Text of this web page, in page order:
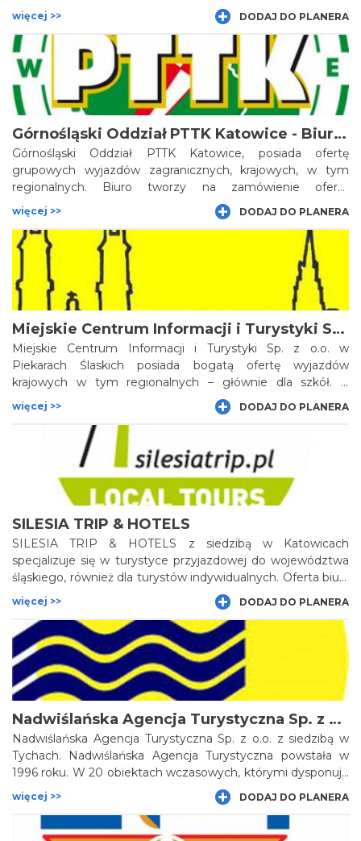
zorganizowanych (szkół, firm) i turystów indywidualnych.
Żywa lekcja historii, Animowane zwiedzanie zamku,
Wieczór z duchami, Biesiady staropolskie, Gry strategiczne
czy Zabawy rycerskie to tylko niektóre z ciekawych ofert
Zamku Sp. z o.o. Korzystając z oferty firmy można
przenieść się w czasie do epok świetności zamku i poznać
jego właścicieli.
więcej >> DODAJ DO PLANERA
Górnośląski Oddział PTTK Katowice - Biuro Podróży
Górnośląski Oddział PTTK Katowice, posiada ofertę
grupowych wyjazdów zagranicznych, krajowych, w tym
regionalnych. Biuro tworzy na zamówienie ofertę
turystyczną do najciekawszych miejsc Śląskiego. Prowadzi
także usługi przewodnickie i pilotażowe oraz sklep z
pamiątkami. O ofertę szczegółową z województwa
śląskiego pytaj u organizatora.
więcej >> DODAJ DO PLANERA
Miejskie Centrum Informacji i Turystyki Sp. z o.o.
Miejskie Centrum Informacji i Turystyki Sp. z o.o. w
Piekarach Ślaskich posiada bogatą ofertę wyjazdów
krajowych w tym regionalnych – głównie dla szkół. Z
Miejskim Centrum Informacji i Turystyki można odwiedzić
Leśny Park Niespodzianek w Ustroniu, wybrać się do
wnętrza ziemi – Kopalni Guido w Zabrzu, zwiedzić Cieszyn i
Stare Miasto, malownicze zamki Jury Krakowsko-
Częstochowskiej, odkryć Ziemię Raciborską, średniowieczne
miasto Tarnowskie Góry, Pszczynę i wiele więcej.
więcej >> DODAJ DO PLANERA
SILESIA TRIP & HOTELS
SILESIA TRIP & HOTELS z siedzibą w Katowicach
specjalizuje się w turystyce przyjazdowej do województwa
śląskiego, również dla turystów indywidualnych. Oferta biura
obejmuje usługi zarówno zwiedzania jak i wycieczek oraz
przewozu osób zapewniając turystom kompleksową
obsługę pobytu. W pakietach przyjazdowych firmy znajdują
się takie atrakcje jak m.in. Kopalnia Guido w Zabrzu,
Muzeum Tyskich Browarów Książęcych, Nikiszowiec i
Giszowiec oraz stolica regionu - Katowice.
więcej >> DODAJ DO PLANERA
Nadwiślańska Agencja Turystyczna Sp. z o.o.
Nadwiślańska Agencja Turystyczna Sp. z o.o. z siedzibą w
Tychach. Nadwiślańska Agencja Turystyczna powstała w
1996 roku. W 20 obiektach wczasowych, którymi dysponuje
stara się zapewnić Gościom wszystko, co najlepsze w
wypoczynku w Polsce. Obiekty NAT znajdują się w
wyjątkowych turystycznych lokalizacjach: nad morzem, w
więcej >> DODAJ DO PLANERA